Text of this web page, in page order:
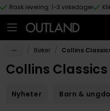
Hopp til hovedinnhold
Rask levering: 1-3 virkedager
Bøker Collins
Collins
Nyheter Barn &